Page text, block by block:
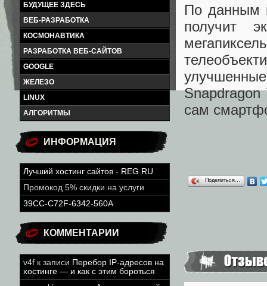
БУДУЩЕЕ ЗДЕСЬ
ВЕБ-РАЗРАБОТКА
КОСМОНАВТИКА
РАЗРАБОТКА ВЕБ-САЙТОВ
GOOGLE
ЖЕЛЕЗО
LINUX
АЛГОРИТМЫ
ИНФОРМАЦИЯ
Лучший хостинг сайтов - REG.RU
Промокод 5% скидки на услуги
39CC-C72F-6342-560A
КОММЕНТАРИИ
v4f к записи Перебор IP-адресов на
хостинге — и как с этим бороться
По данным
получит
сам
Поделиться…